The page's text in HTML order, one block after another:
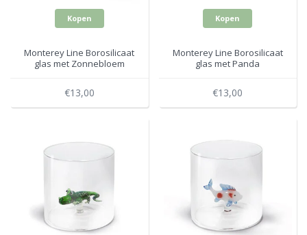
Kopen
Monterey Line Borosilicaat
glas met Zonnebloem
€13,00
Kopen
Monterey Line Borosilicaat
glas met Panda
€13,00